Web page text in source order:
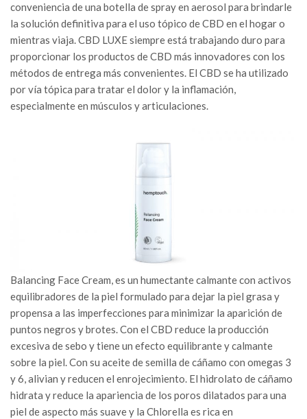
conveniencia de una botella de spray en aerosol para brindarle
la solución definitiva para el uso tópico de CBD en el hogar o
mientras viaja. CBD LUXE siempre está trabajando duro para
proporcionar los productos de CBD más innovadores con los
métodos de entrega más convenientes. El CBD se ha utilizado
por vía tópica para tratar el dolor y la inflamación,
especialmente en músculos y articulaciones.
Balancing Face Cream, es un humectante calmante con activos
equilibradores de la piel formulado para dejar la piel grasa y
propensa a las imperfecciones para minimizar la aparición de
puntos negros y brotes. Con el CBD reduce la producción
excesiva de sebo y tiene un efecto equilibrante y calmante
sobre la piel. Con su aceite de semilla de cáñamo con omegas 3
y 6, alivian y reducen el enrojecimiento. El hidrolato de cáñamo
hidrata y reduce la apariencia de los poros dilatados para una
piel de aspecto más suave y la Chlorella es rica en